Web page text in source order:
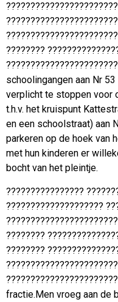
????????
schoolingangen aan Nr 53
verplicht te stoppen voor
t.h.v. het kruispunt
en een schoolstraat) aan
parkeren op de hoek van
met hun kinderen er
bocht van het pleintje.
????????????????
????????????????????
????????
????????
fractie.Men vroeg aan de